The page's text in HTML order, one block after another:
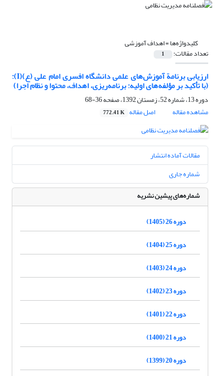
کلیدواژه‌ها =اهداف آموزشی
تعداد مقالات: 1
ارزیابی برنامة آموزش‌های علمی دانشگاه افسری امام علی (ع)(I):
(با تأکید بر مؤلفه‌های اولیه: برنامه‌ریزی، اهداف، محتوا و نظام اجرا)
دوره 13، شماره 52، زمستان 1392، صفحه
36-68
مشاهده مقاله
اصل مقاله 772.41 K
مقالات آماده انتشار
شماره جاری
شماره‌های پیشین نشریه
دوره 26 (1405)
دوره 25 (1404)
دوره 24 (1403)
دوره 23 (1402)
دوره 22 (1401)
دوره 21 (1400)
دوره 20 (1399)